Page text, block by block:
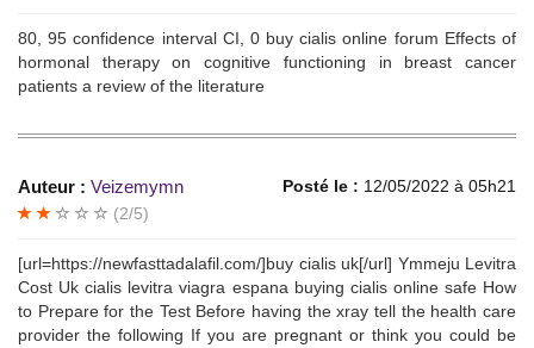
80, 95 confidence interval CI, 0 buy cialis online forum Effects of
hormonal therapy on cognitive functioning in breast cancer
patients a review of the literature
Auteur : Veizemymn Posté le : 12/05/2022 à 05h21
(2/5)
[url=https://newfasttadalafil.com/]buy cialis uk[/url] Ymmeju Levitra
Cost Uk cialis levitra viagra espana buying cialis online safe How
to Prepare for the Test Before having the xray tell the health care
provider the following If you are pregnant or think you could be